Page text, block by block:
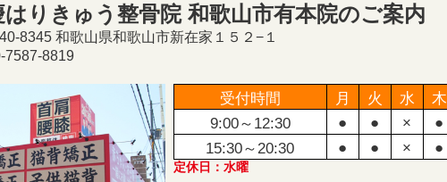
はりきゅう整骨院 和歌山市有本院のご案内
8345 和歌山県和歌山市新在家１５２−１
7587-8819
受付時間 月 火 水 木
9:00～12:30
● ● × ●
15:30～20:30
● ● × ●
定休日：水曜